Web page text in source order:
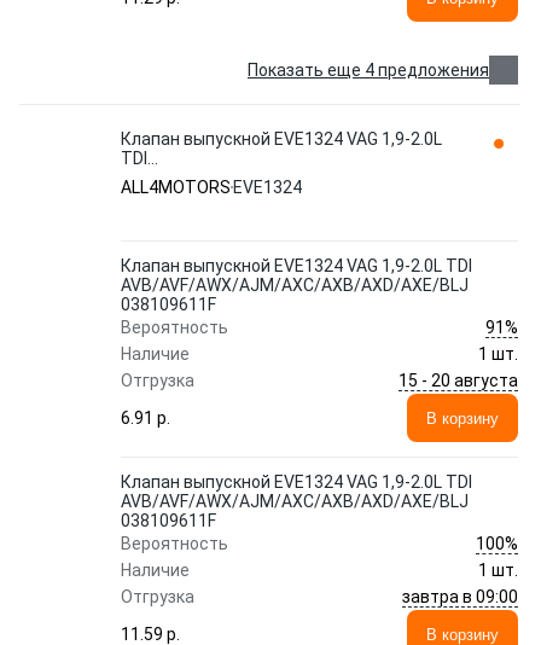
Показать еще 4 предложения
Клапан выпускной EVE1324 VAG 1,9-2.0L
TDI
AVB/AVF/AWX/AJM/AXC/AXB/AXD/AXE/BLJ
038109611F ALL4MOTORS
ALL4MOTORS EVE1324
Клапан выпускной EVE1324 VAG 1,9-2.0L TDI
AVB/AVF/AWX/AJM/AXC/AXB/AXD/AXE/BLJ
038109611F
Вероятность
91%
Наличие
1 шт.
Отгрузка
15 - 20 августа
6.91 p.
В корзину
Клапан выпускной EVE1324 VAG 1,9-2.0L TDI
AVB/AVF/AWX/AJM/AXC/AXB/AXD/AXE/BLJ
038109611F
Вероятность
100%
Наличие
1 шт.
Отгрузка
завтра в 09:00
11.59 p.
В корзину